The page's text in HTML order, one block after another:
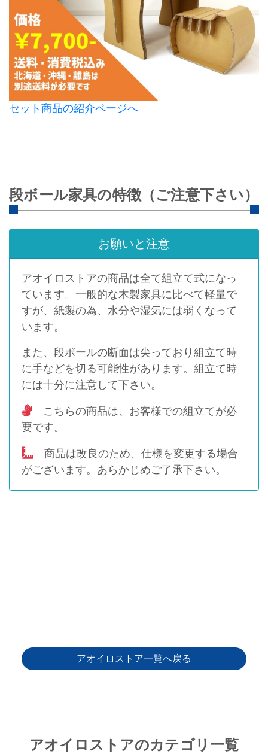
セット商品の紹介ページへ
段ボール家具の特徴（ご注意下さい）
お願いと注意
アオイロストアの商品は全て組立て式になっ
ています。一般的な木製家具に比べて軽量で
すが、紙製の為、水分や湿気には弱くなって
います。
また、段ボールの断面は尖っており組立て時
に手などを切る可能性があります。組立て時
には十分に注意して下さい。
こちらの商品は、お客様での組立てが必
要です。
商品は改良のため、仕様を変更する場合
がございます。あらかじめご了承下さい。
アオイロストア一覧へ戻る
アオイロストアのカテゴリ一覧